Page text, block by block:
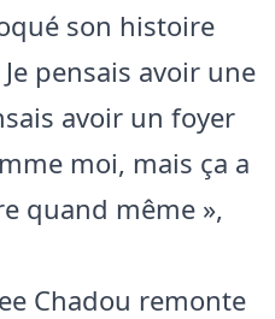
son histoire
pensais avoir une
avoir un foyer
moi, mais ça a
quand même »,
Chadou remonte